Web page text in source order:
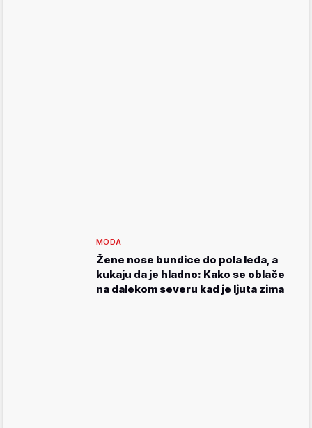
MODA
Žene nose bundice do pola leđa, a
kukaju da je hladno: Kako se oblače
na dalekom severu kad je ljuta zima